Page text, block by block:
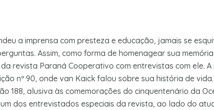
a imprensa com presteza e educação, jamais se
Assim, como forma de homenagear sua
revista Paraná Cooperativo com entrevistas com ele. A
nº 90, onde van Kaick falou sobre sua história de
188, alusiva às comemorações do cinquentenário da
dos entrevistados especiais da revista, ao lado do